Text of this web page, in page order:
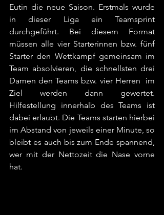
Eutin die neue Saison. Erstmals wurde
in dieser Liga ein Teamsprint
durchgeführt. Bei diesem Format
müssen alle vier Starterinnen bzw. fünf
Starter den Wettkampf gemeinsam im
Team absolvieren, die schnellsten drei
Damen den Teams bzw. vier Herren  im
Ziel werden dann gewertet.
Hilfestellung innerhalb des Teams ist
dabei erlaubt. Die Teams starten hierbei
im Abstand von jeweils einer Minute, so
bleibt es auch bis zum Ende spannend,
wer mit der Nettozeit die Nase vorne
hat.